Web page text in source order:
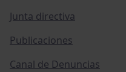
Junta directiva
Publicaciones
Canal de Denuncias